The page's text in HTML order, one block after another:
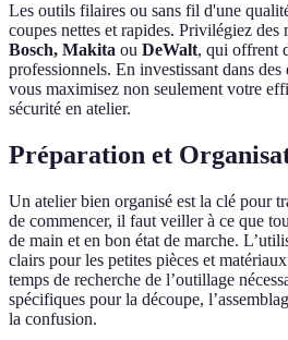
Les outils filaires ou sans fil d'une
coupes nettes et rapides. Privilégiez des
Bosch, Makita ou DeWalt, qui offrent
professionnels. En investissant dans
vous maximisez non seulement votre
sécurité en atelier.
Préparation et
Un atelier bien organisé est la clé pour
de commencer, il faut veiller à ce que
de main et en bon état de marche.
clairs pour les petites pièces et
temps de recherche de l’outillage
spécifiques pour la découpe,
la confusion.